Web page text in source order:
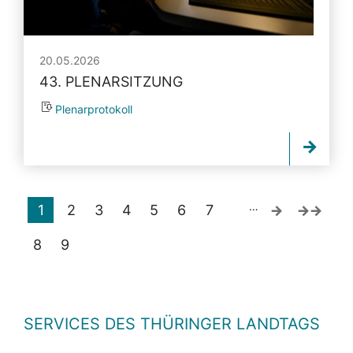
20.05.2026
43. PLENARSITZUNG
Plenarprotokoll
1 2 3 4 5 6 7
8 9
…
SERVICES DES THÜRINGER LANDTAGS